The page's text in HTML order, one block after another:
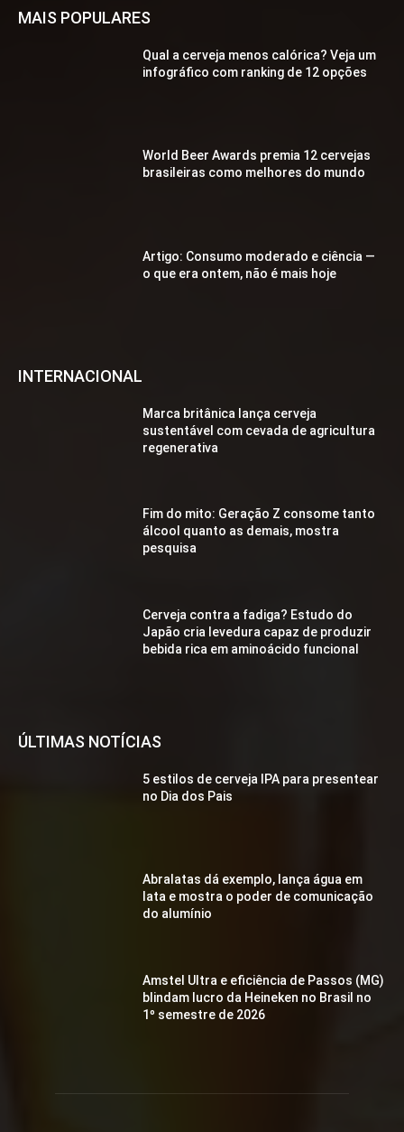
MAIS POPULARES
Qual a cerveja menos calórica? Veja um
infográfico com ranking de 12 opções
World Beer Awards premia 12 cervejas
brasileiras como melhores do mundo
Artigo: Consumo moderado e ciência —
o que era ontem, não é mais hoje
INTERNACIONAL
Marca britânica lança cerveja
sustentável com cevada de agricultura
regenerativa
Fim do mito: Geração Z consome tanto
álcool quanto as demais, mostra
pesquisa
Cerveja contra a fadiga? Estudo do
Japão cria levedura capaz de produzir
bebida rica em aminoácido funcional
ÚLTIMAS NOTÍCIAS
5 estilos de cerveja IPA para presentear
no Dia dos Pais
Abralatas dá exemplo, lança água em
lata e mostra o poder de comunicação
do alumínio
Amstel Ultra e eficiência de Passos (MG)
blindam lucro da Heineken no Brasil no
1º semestre de 2026